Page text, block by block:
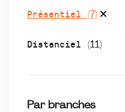
Présentiel (7)
Distanciel (11)
Par branches